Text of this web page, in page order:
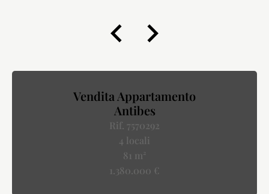
Vendita Appartamento
Antibes
Rif. 7570292
4 locali
81 m²
1.380.000 €